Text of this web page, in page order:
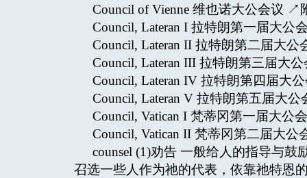
Council of Vienne 维也诺大公会议 ↗
Council, Lateran I 拉特朗第一届大公
Council, Lateran II 拉特朗第二届大
Council, Lateran III 拉特朗第三届大
Council, Lateran IV 拉特朗第四届大
Council, Lateran V 拉特朗第五届大
Council, Vatican I 梵蒂冈第一届大公
Council, Vatican II 梵蒂冈第二届大
counsel (1)劝告 一般给人的指导与鼓
召选一些人作为祂的代表，依靠祂特恩